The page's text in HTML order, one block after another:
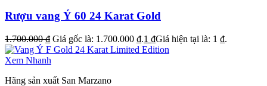
Rượu vang Ý 60 24 Karat Gold
1.700.000₫ Giá gốc là: 1.700.000 ₫.1 ₫Giá hiện tại là: 1 ₫.
Xem Nhanh
Hãng sản xuất San Marzano